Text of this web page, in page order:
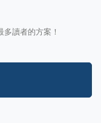
讀者的方案！